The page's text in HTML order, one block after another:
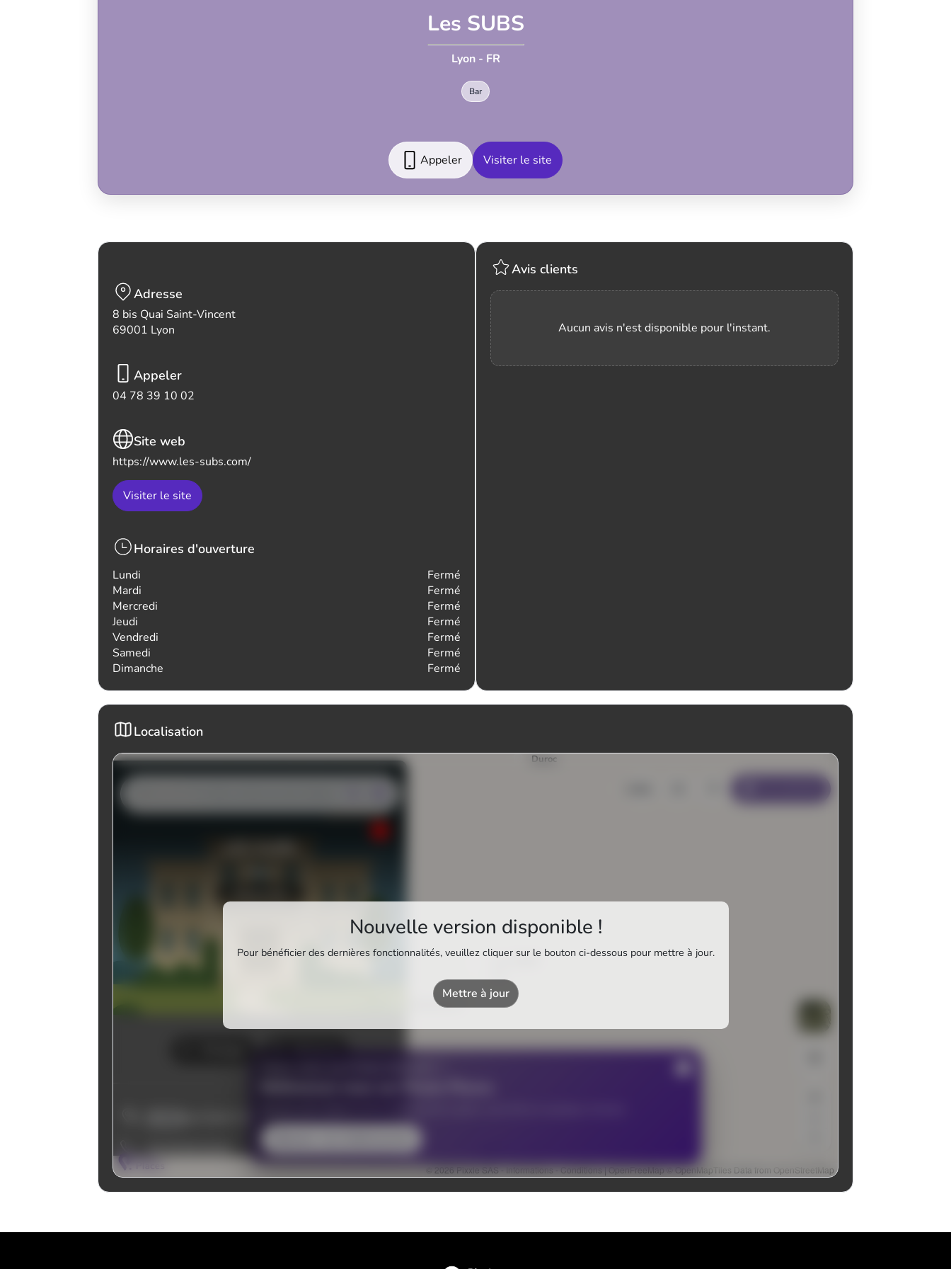
Les SUBS
Lyon - FR
Bar
Appeler Visiter le site
Adresse
8 bis Quai Saint-Vincent
69001 Lyon
Appeler
04 78 39 10 02
Site web
https://www.les-subs.com/
Visiter le site
Horaires d'ouverture
Lundi
Fermé
Mardi
Fermé
Mercredi
Fermé
Jeudi
Fermé
Vendredi
Fermé
Samedi
Fermé
Dimanche
Fermé
Avis clients
Aucun avis n'est disponible pour l'instant.
Localisation